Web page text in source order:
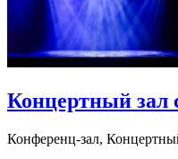
Концертный зал
Конференц-зал,